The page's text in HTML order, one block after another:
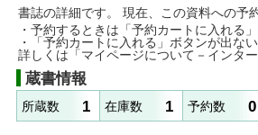
書誌の詳細です。 現在、この資料への予
・予約するときは「予約カートに入れる
・「予約カートに入れる」ボタンが出な
詳しくは「マイページについて－インタ
蔵書情報
所蔵数 1 在庫数 1 予約数 0